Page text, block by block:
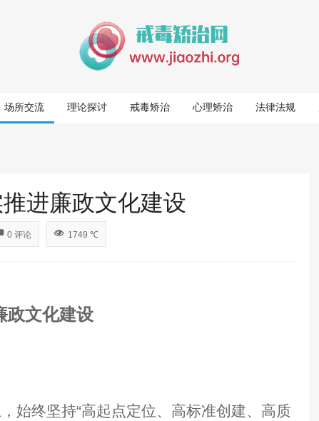
场所交流 理论探讨 戒毒矫治 心理矫治 法律法规
进廉政文化建设
0 评论 1749 ℃
政文化建设
始终坚持“高起点定位、高标准创建、高质